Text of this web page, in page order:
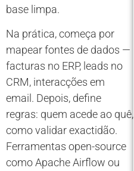
base limpa.
Na prática, começa por
mapear fontes de dados —
facturas no ERP, leads no
CRM, interacções em
email. Depois, define
regras: quem acede ao quê,
como validar exactidão.
Ferramentas open-source
como Apache Airflow ou